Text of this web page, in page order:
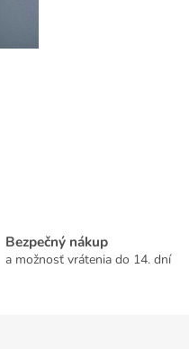
Bezpečný nákup
a možnosť vrátenia do 14. dní